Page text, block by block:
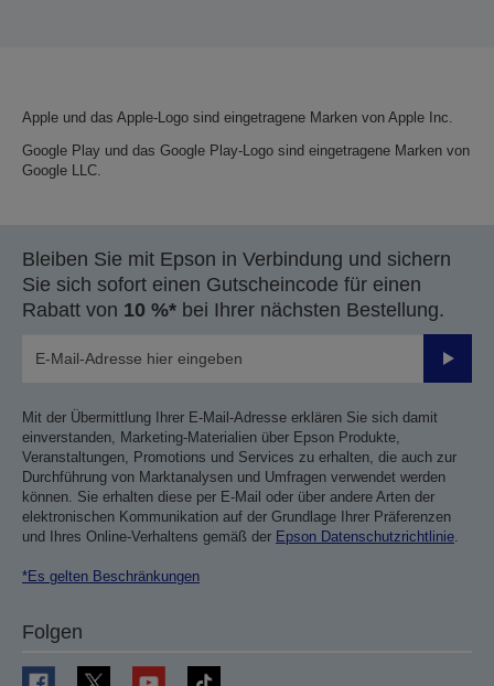
Apple und das Apple-Logo sind eingetragene Marken von Apple Inc.
Google Play und das Google Play-Logo sind eingetragene Marken von
Google LLC.
Bleiben Sie mit Epson in Verbindung und sichern
Sie sich sofort einen Gutscheincode für einen
Rabatt von 10 %* bei Ihrer nächsten Bestellung.
Mit der Übermittlung Ihrer E-Mail-Adresse erklären Sie sich damit
einverstanden, Marketing-Materialien über Epson Produkte,
Veranstaltungen, Promotions und Services zu erhalten, die auch zur
Durchführung von Marktanalysen und Umfragen verwendet werden
können. Sie erhalten diese per E-Mail oder über andere Arten der
elektronischen Kommunikation auf der Grundlage Ihrer Präferenzen
und Ihres Online-Verhaltens gemäß der Epson Datenschutzrichtlinie
*Es gelten Beschränkungen
Folgen